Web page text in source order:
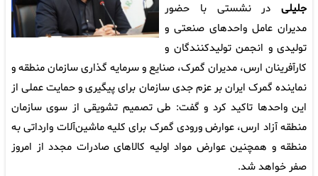
جلیلی در نشستی با حضور
مدیران عامل واحدهای صنعتی و
تولیدی و انجمن تولیدکنندگان و
کارآفرینان ارس، مدیران گمرک، صنایع و سرمایه گذاری سازمان منطقه و
نماینده گمرک ایران بر عزم جدی سازمان برای پیگیری و حمایت عملی از
این واحدها تاکید کرد و گفت: طی تصمیم تشویقی از سوی سازمان
منطقه آزاد ارس، عوارض ورودی گمرک برای کلیه ماشین‌آلات وارداتی به
منطقه و همچنین عوارض مواد اولیه کالاهای صادرات مجدد از امروز
صفر خواهد شد.